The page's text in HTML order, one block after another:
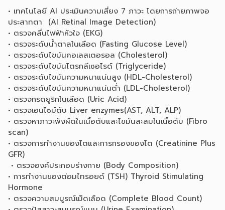
• เทคโนโลยี AI ประเมินความเสี่ยง 7 ภาวะ โดยการถ่ายภาพจอ
ประสาทตา (AI Retinal Image Detection)
• ตรวจคลื่นไฟฟ้าหัวใจ (EKG)
• ตรวจระดับน้ำตาลในเลือด (Fasting Glucose Level)
• ตรวจระดับไขมันคอเลสเตอรอล (Cholesterol)
• ตรวจระดับไขมันไตรกลีเซอไรด์ (Triglyceride)
• ตรวจระดับไขมันความหนาแน่นสูง (HDL-Cholesterol)
• ตรวจระดับไขมันความหนาแน่นต่ำ (LDL-Cholesterol)
• ตรวจกรดยูริกในเลือด (Uric Acid)
• ตรวจเอนไซม์ตับ Liver enzymes(AST, ALT, ALP)
• ตรวจหาภาวะพังผืดในเนื้อตับและไขมันสะสมในเนื้อตับ (Fibro
scan)
• ตรวจการทำงานของไตและการกรองของไต (Creatinine Plus
GFR)
• ตรวจองค์ประกอบร่างกาย (Body Composition)
• การทำงานของต่อมไทรอยด์ (TSH) Thyroid Stimulating
Hormone
• ตรวจความสมบูรณ์เม็ดเลือด (Complete Blood Count)